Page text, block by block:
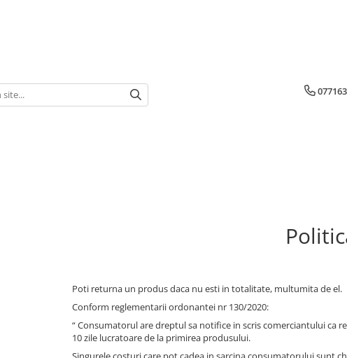
Poti returna un produs daca nu esti in totalitate, multumita de el.
Conform reglementarii ordonantei nr 130/2020:
“ Consumatorul are dreptul sa notifice in scris comerciantului ca
10 zile lucratoare de la primirea produsului.